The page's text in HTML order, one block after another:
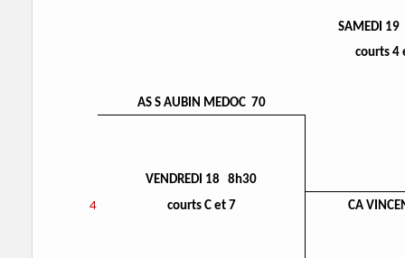
SAMEDI
courts 4
AS S AUBIN MEDOC 70
VENDREDI 18 8h30
4
courts C et 7 CA